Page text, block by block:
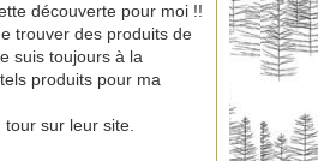
découverte pour moi !!
trouver des produits de
suis toujours à la
produits pour ma
tour sur leur site.